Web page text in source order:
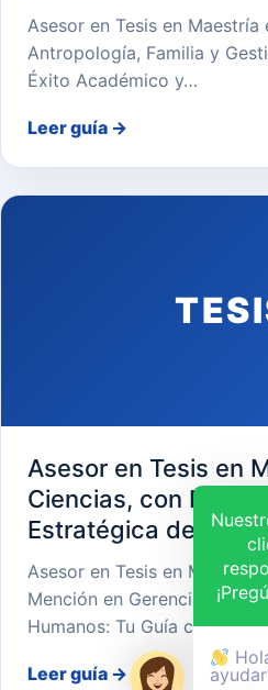
Asesor en Tesis en Maestría
Antropología, Familia y
Éxito Académico y…
Leer guía →
Asesor en Tesis en
Ciencias, con
Estratégica de
Asesor en Tesis en Maestría
Mención en Gerencia
Humanos: Tu Guía cara…
Leer guía →